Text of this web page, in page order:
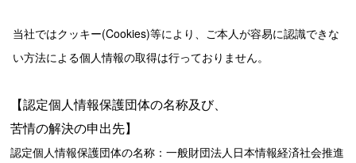
当社ではクッキー(Cookies)等により、ご本人が容易に認識できな
い方法による個人情報の取得は行っておりません。
【認定個人情報保護団体の名称及び、
苦情の解決の申出先】
認定個人情報保護団体の名称：一般財団法人日本情報経済社会推進